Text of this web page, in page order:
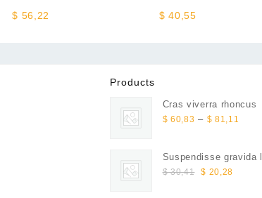
$ 56,22 $ 40,55
Products
Cras viverra rhoncus
$ 60,83 – $ 81,11
Suspendisse gravida
$30,41
Original
$ 20,28